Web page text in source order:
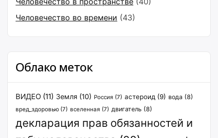
Человечество во времени (43)
Облако меток
ВИДЕО (11) Земля (10) Россия (7) астероид (9) вода (8)
вред_здоровью (7) вселенная (7) двигатель (8)
декларация прав обязанностей и